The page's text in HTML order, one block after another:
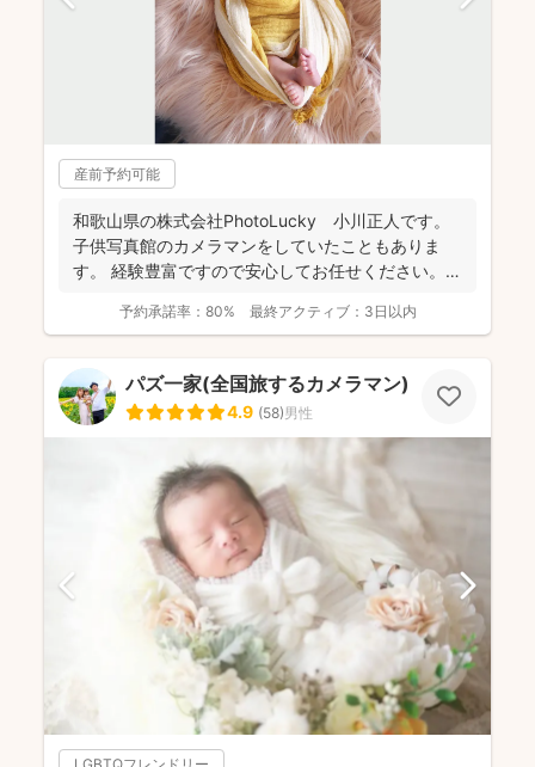
産前予約可能
和歌山県の株式会社PhotoLucky 小川正人です。
子供写真館のカメラマンをしていたこともありま
す。 経験豊富ですので安心してお任せください。
予約承諾率： 80% 最終アクティブ： 3日以内
パズ一家(全国旅するカメラマン)
4.9 (58)男性